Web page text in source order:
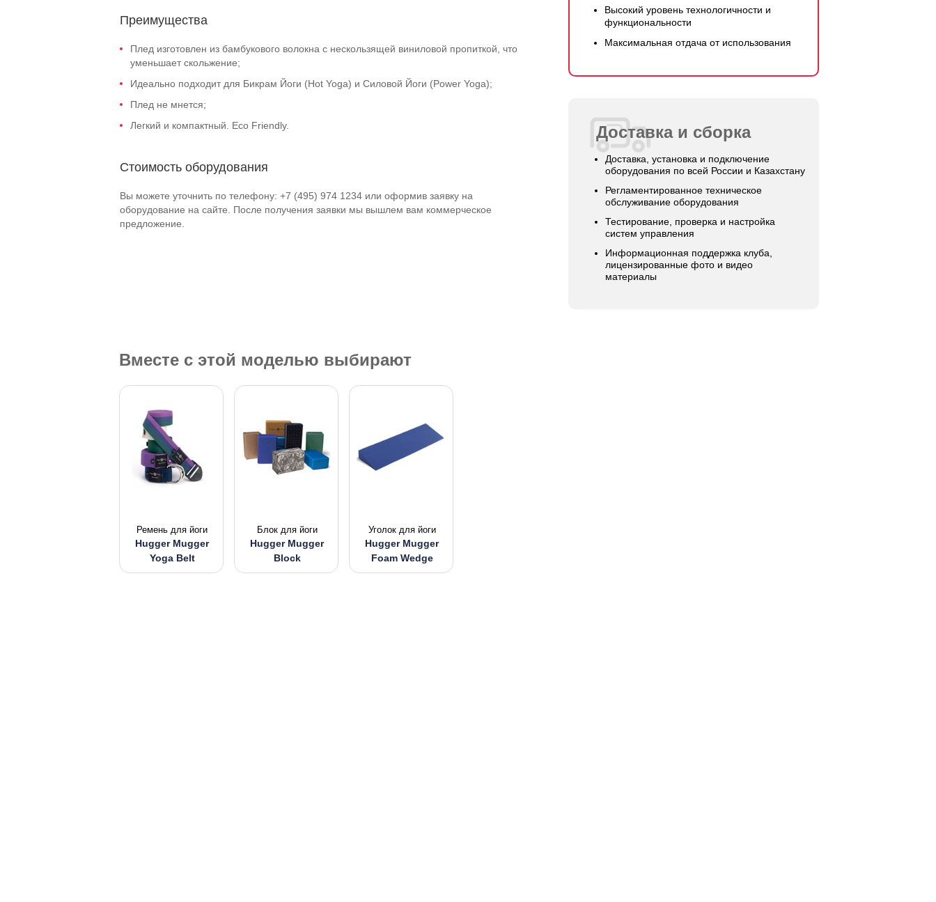
Высокий уровень технологичности и
функциональности
Максимальная отдача от использования
Доставка и сборка
Доставка, установка и подключение
оборудования по всей России и Казахстану
Регламентированное техническое
обслуживание оборудования
Тестирование, проверка и настройка
систем управления
Информационная поддержка клуба,
лицензированные фото и видео
материалы
Преимущества
Плед изготовлен из бамбукового волокна с нескользящей виниловой пропиткой, что
уменьшает скольжение;
Идеально подходит для Бикрам Йоги (Hot Yoga) и Силовой Йоги (Power Yoga);
Плед не мнется;
Легкий и компактный. Eco Friendly.
Стоимость оборудования
Вы можете уточнить по телефону: +7 (495) 974 1234 или оформив заявку на
оборудование на сайте. После получения заявки мы вышлем вам коммерческое
предложение.
Вместе с этой моделью выбирают
Ремень для йоги
Hugger Mugger
Yoga Belt
Блок для йоги
Hugger Mugger
Block
Уголок для йоги
Hugger Mugger
Foam Wedge